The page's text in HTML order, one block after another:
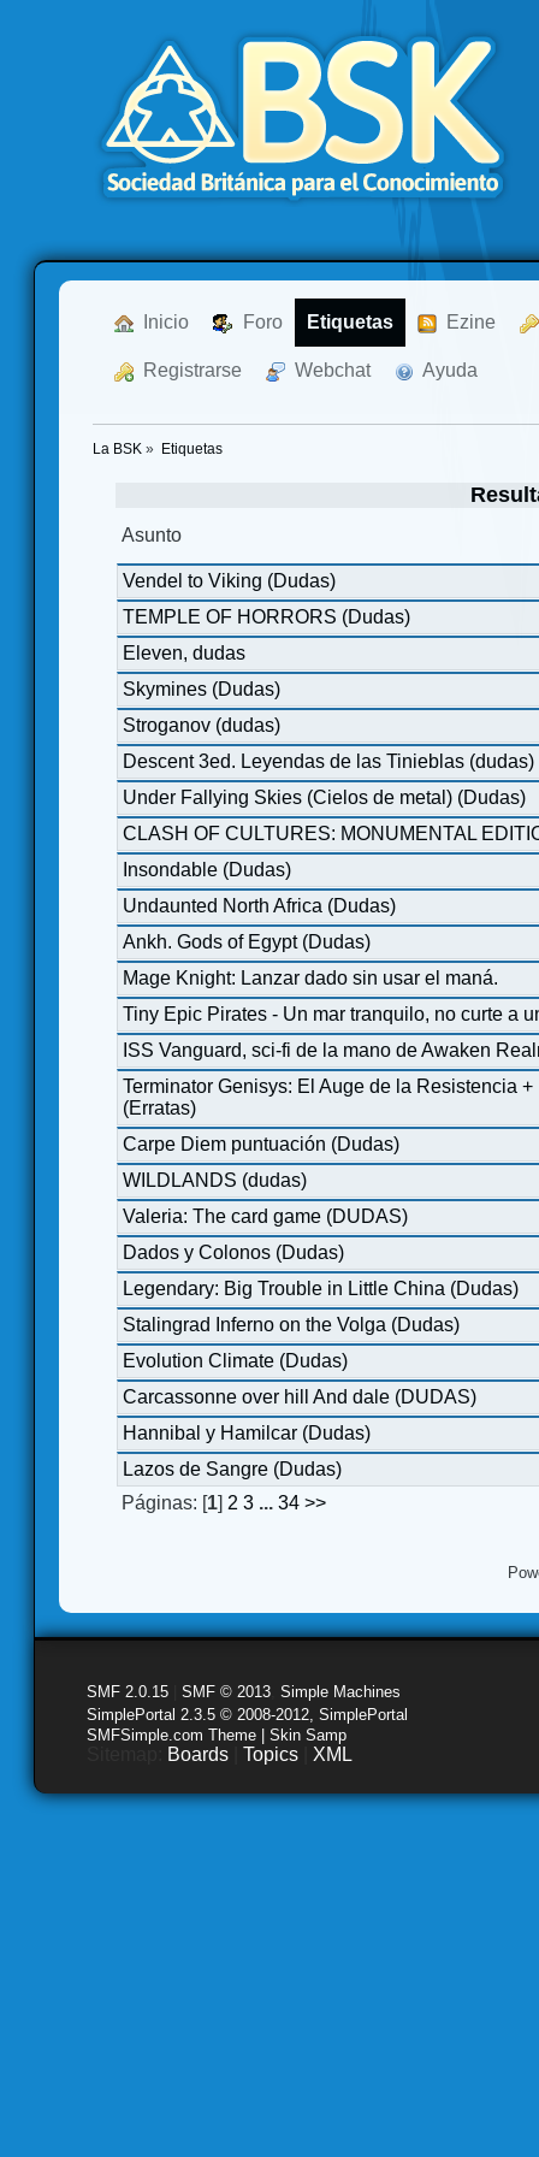
Inicio Foro Etiquetas Ezine
Registrarse Webchat Ayuda
La BSK » Etiquetas
Asunto
Vendel to Viking (Dudas)
TEMPLE OF HORRORS (Dudas)
Eleven, dudas
Skymines (Dudas)
Stroganov (dudas)
Descent 3ed. Leyendas de las Tinieblas (dudas)
Under Fallying Skies (Cielos de metal) (Dudas)
CLASH OF CULTURES: MONUMENTAL
Insondable (Dudas)
Undaunted North Africa (Dudas)
Ankh. Gods of Egypt (Dudas)
Mage Knight: Lanzar dado sin usar el maná.
Tiny Epic Pirates - Un mar tranquilo, no curte a
ISS Vanguard, sci-fi de la mano de Awaken
Terminator Genisys: El Auge de la Resistencia
(Erratas)
Carpe Diem puntuación (Dudas)
WILDLANDS (dudas)
Valeria: The card game (DUDAS)
Dados y Colonos (Dudas)
Legendary: Big Trouble in Little China (Dudas)
Stalingrad Inferno on the Volga (Dudas)
Evolution Climate (Dudas)
Carcassonne over hill And dale (DUDAS)
Hannibal y Hamilcar (Dudas)
Lazos de Sangre (Dudas)
Páginas: [1] 2 3 ... 34 >>
SMF 2.0.15 SMF © 2013 Simple Machines
SimplePortal 2.3.5 © 2008-2012, SimplePortal
SMFSimple.com Theme | Skin Samp
Boards Topics XML